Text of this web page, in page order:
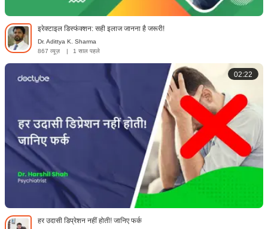
इरेक्टाइल डिस्फंक्शन: सही इलाज जानना है जरूरी!
Dr. Adittya K. Sharma
867 व्यूज़
| 1 साल पहले
02:22
हर उदासी डिप्रेशन नहीं होती! जानिए फर्क